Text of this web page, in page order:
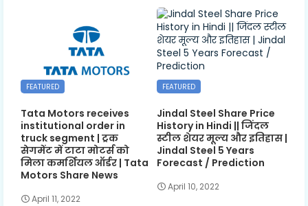
FEATURED
Tata Motors receives
institutional order in
truck segment | ट्रक
सेगमेंट में टाटा मोटर्स को
मिला कमर्शियल ऑर्डर | Tata
Motors Share News
April 11, 2022
FEATURED
Jindal Steel Share Price
History in Hindi || जिंदल
स्टील शेयर मूल्य और इतिहास |
Jindal Steel 5 Years
Forecast / Prediction
April 10, 2022